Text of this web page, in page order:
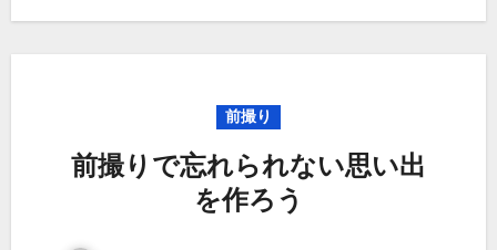
前撮り
前撮りで忘れられない思い出
を作ろう